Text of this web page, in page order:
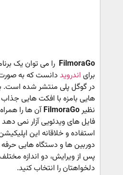
FilmoraGo را می توان یک
برای اندروید
در گوگل پلی منتشر شده است.
هایی بامزه با افکت هایی
نظیرFilmoraGoآن ها را
فایل های ویدئویی آزار نمی
استفاده و خلاقانه این
دوربین ها و دستگاه هایی
دلخواهتان را انتخاب کنید.